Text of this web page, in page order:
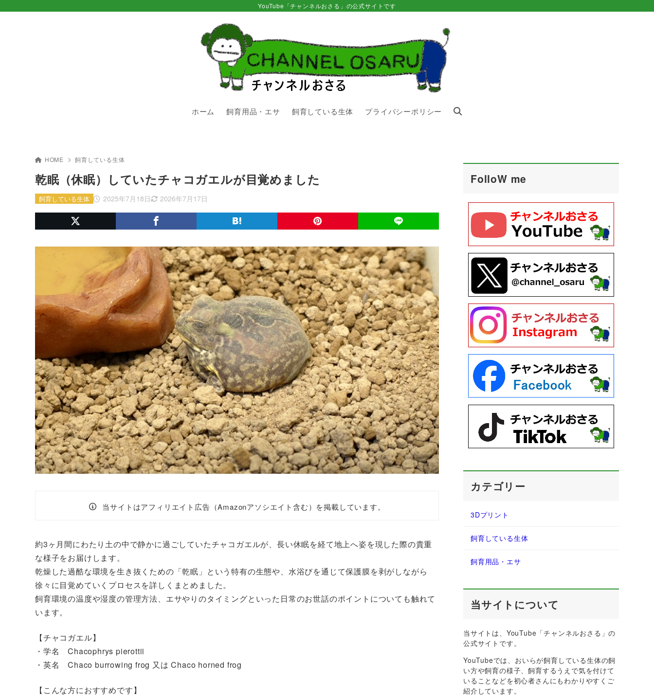
YouTube「チャンネルおさる」の公式サイトです
ホーム 飼育用品・エサ 飼育している生体 プライバシーポリシー
HOME 飼育している生体
乾眠（休眠）していたチャコガエルが目覚めました
2025年7月18日 2026年7月17日
飼育している生体
当サイトはアフィリエイト広告（Amazonアソシエイト含む）を掲載しています。
約3ヶ月間にわたり土の中で静かに過ごしていたチャコガエルが、長い休眠を経て地上へ姿を現した際の貴重
な様子をお届けします。
乾燥した過酷な環境を生き抜くための「乾眠」という特有の生態や、水浴びを通じて保護膜を剥がしながら
徐々に目覚めていくプロセスを詳しくまとめました。
飼育環境の温度や湿度の管理方法、エサやりのタイミングといった日常のお世話のポイントについても触れて
います。
【チャコガエル】
・学名 Chacophrys pierottii
・英名 Chaco burrowing frog 又は Chaco horned frog
【こんな方におすすめです】
FolloW me
カテゴリー
3Dプリント
飼育している生体
飼育用品・エサ
当サイトについて
当サイトは、YouTube「チャンネルおさる」の
公式サイトです。
YouTubeでは、おいらが飼育している生体の飼
い方や飼育の様子、飼育するうえで気を付けて
いることなどを初心者さんにもわかりやすくご
紹介しています。